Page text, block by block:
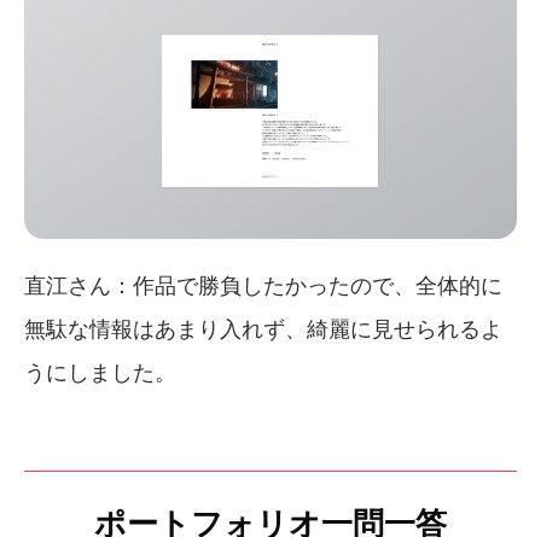
直江さん：作品で勝負したかったので、全体的に
無駄な情報はあまり入れず、綺麗に見せられるよ
うにしました。
ポートフォリオ一問一答